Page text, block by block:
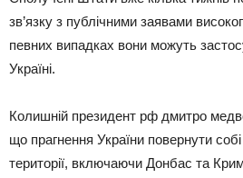
зв’язку з публічними заявами
певних випадках вони можуть
Україні.
Колишній президент рф дмитро
що прагнення України повернути собі
території, включаючи Донбас та